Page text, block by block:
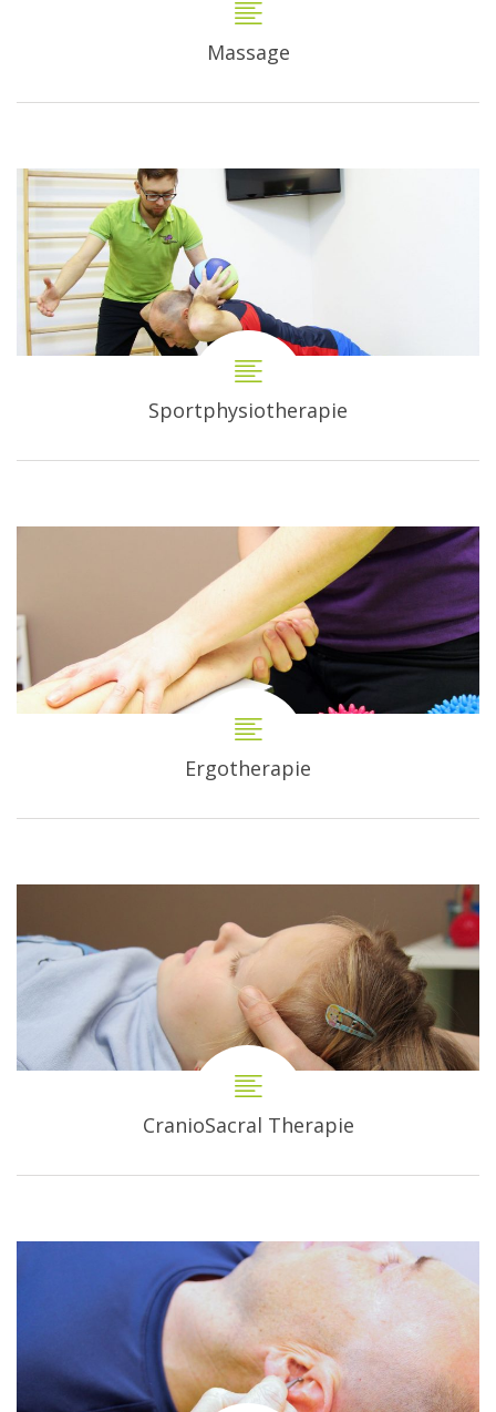
Massage
Sportphysiotherapie
Ergotherapie
CranioSacral Therapie